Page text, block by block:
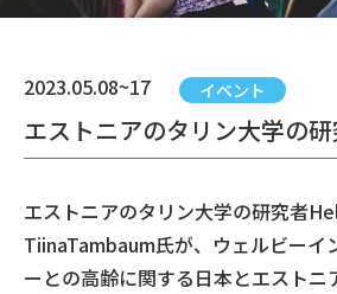
2023.05.08~17 イベント
エストニアのタリン大学の
エストニアのタリン大学の研究者
TiinaTambaum氏が、ウェルビーイ
ーとの高齢に関する日本とエストニ